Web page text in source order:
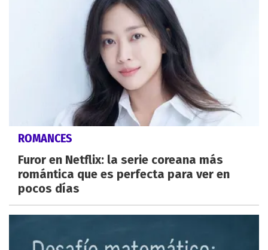
ROMANCES
Furor en Netflix: la serie coreana más
romántica que es perfecta para ver en
pocos días